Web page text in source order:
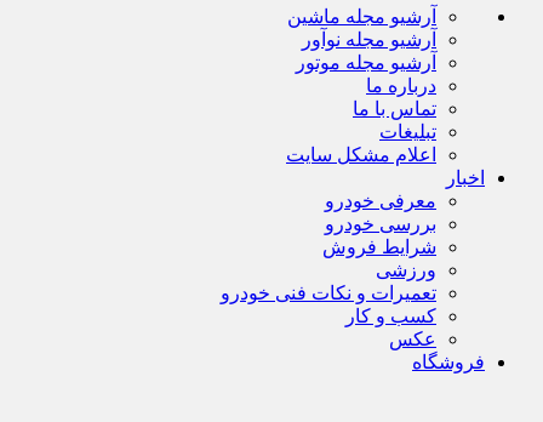
آرشیو مجله ماشین
آرشیو مجله نوآور
آرشیو مجله موتور
درباره ما
تماس با ما
تبلیغات
اعلام مشکل سایت
اخبار
معرفی خودرو
بررسی خودرو
شرایط فروش
ورزشی
تعمیرات و نکات فنی خودرو
کسب و کار
عکس
فروشگاه